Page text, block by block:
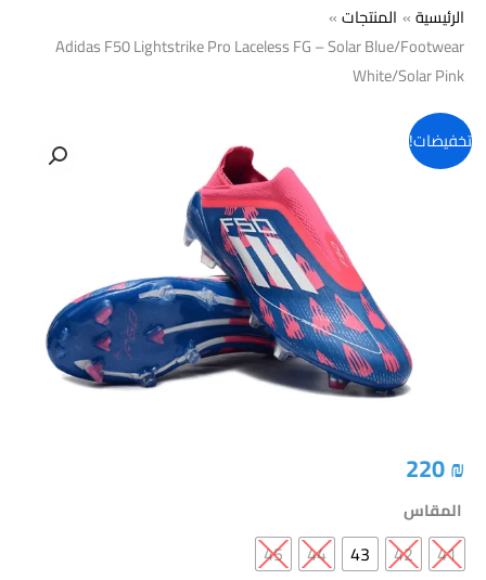
الرئيسية
المنتجات
Adidas F50 Lightstrike Pro Laceless FG – Solar Blue/Footwear
White/Solar Pink
تخفيضات!
220₪
المقاس
41
42
43
44
45
كمية
Adidas
Blue/Footwear
Pink